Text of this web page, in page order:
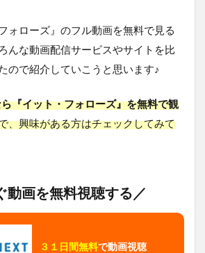
ォローズ』のフル動画を無料で見る
んな動画配信サービスやサイトを比
ので紹介していこうと思います♪
『イット・フォローズ』を無料で観
、興味がある方はチェックしてみて
動画を無料視聴する／
３１日間無料で動画視聴